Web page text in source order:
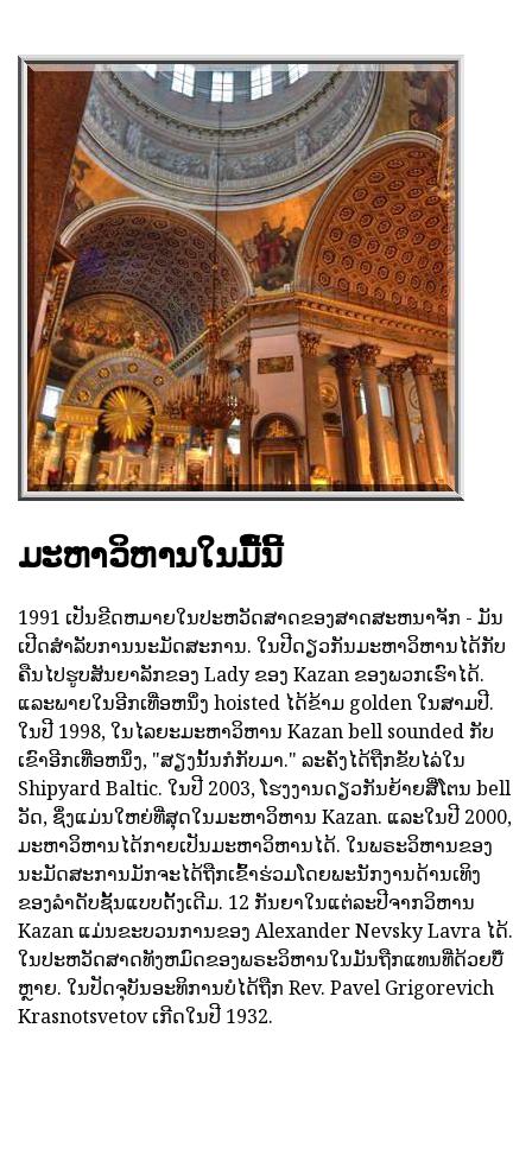
ມະຫາວິຫານໃນມື້ນີ້
1991 ເປັນຂີດຫມາຍໃນປະຫວັດສາດຂອງສາດສະຫນາຈັກ - ມັນ
ເປີດສໍາລັບການນະມັດສະການ. ໃນປີດຽວກັນມະຫາວິຫານໄດ້ກັບ
ຄືນໄປຮູບສັນຍາລັກຂອງ Lady ຂອງ Kazan ຂອງພວກເຮົາໄດ້.
ແລະພາຍໃນອີກເທື່ອຫນຶ່ງ hoisted ໄດ້ຂ້າມ golden ໃນສາມປີ.
ໃນປີ 1998, ໃນໄລຍະມະຫາວິຫານ Kazan bell sounded ກັບ
ເຂົາອີກເທື່ອຫນຶ່ງ, "ສຽງນັ້ນກໍກັບມາ." ລະຄັງໄດ້ຖືກຂັບໄລ່ໃນ
Shipyard Baltic. ໃນປີ 2003, ໂຮງງານດຽວກັນຍ້າຍສີ່ໂຕນ bell
ວັດ, ຊຶ່ງແມ່ນໃຫຍ່ທີ່ສຸດໃນມະຫາວິຫານ Kazan. ແລະໃນປີ 2000,
ມະຫາວິຫານໄດ້ກາຍເປັນມະຫາວິຫານໄດ້. ໃນພຣະວິຫານຂອງ
ນະມັດສະການມັກຈະໄດ້ຖືກເຂົ້າຮ່ວມໂດຍພະນັກງານດ້ານເທິງ
ຂອງລໍາດັບຊັ້ນແບບດັ້ງເດີມ. 12 ກັນຍາໃນແຕ່ລະປີຈາກວິຫານ
Kazan ແມ່ນຂະບວນການຂອງ Alexander Nevsky Lavra ໄດ້.
ໃນປະຫວັດສາດທັງຫມົດຂອງພຣະວິຫານໃນມັນຖືກແທນທີ່ດ້ວຍບໍ໊
ຫຼາຍ. ໃນປັດຈຸບັນອະທິການບໍໄດ້ຖືກ Rev. Pavel Grigorevich
Krasnotsvetov ເກີດໃນປີ 1932.